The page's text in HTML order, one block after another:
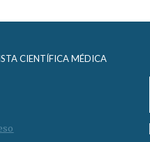
CIENTÍFICA MÉDICA